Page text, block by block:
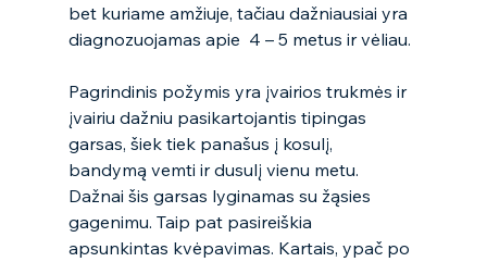
bet kuriame amžiuje, tačiau dažniausiai yra
diagnozuojamas apie  4 – 5 metus ir vėliau.
Pagrindinis požymis yra įvairios trukmės ir
įvairiu dažniu pasikartojantis tipingas
garsas, šiek tiek panašus į kosulį,
bandymą vemti ir dusulį vienu metu.
Dažnai šis garsas lyginamas su žąsies
gagenimu. Taip pat pasireiškia
apsunkintas kvėpavimas. Kartais, ypač po